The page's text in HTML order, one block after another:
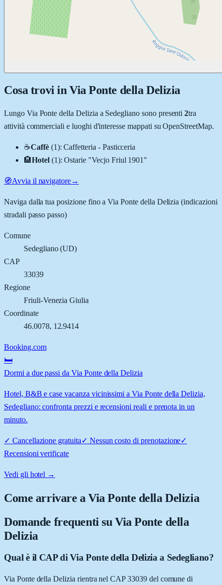
Cosa trovi in Via Ponte della Delizia
Lungo Via Ponte della Delizia a Sedegliano sono presenti 2tra
attività commerciali e luoghi d'interesse mappati su OpenStreetMap.
☕Caffè (1):Caffetteria - Pasticceria
🏨Hotel (1):Ostarie "Vecjo Friul 1901"
🧭Avvia il navigatore→
Naviga dalla tua posizione fino aVia Ponte della Delizia (indicazioni
stradali passo passo)
Comune
Sedegliano(UD)
CAP
33039
Regione
Friuli-Venezia Giulia
Coordinate
46.0078, 12.9414
Booking.com
🛏️
Dormi a due passi da Via Ponte della Delizia
Hotel, B&B e case vacanza vicinissimi a Via Ponte della Delizia,
Sedegliano: confronta prezzi e recensioni reali e prenota in un
minuto.
✓ Cancellazione gratuita✓ Nessun costo di prenotazione✓
Recensioni verificate
Vedi gli hotel →
Come arrivare aVia Ponte della Delizia
Domande frequenti su Via Ponte della
Delizia
Qual è il CAP di Via Ponte della Delizia a Sedegliano?
Via Ponte della Delizia rientra nel CAP 33039 del comune di